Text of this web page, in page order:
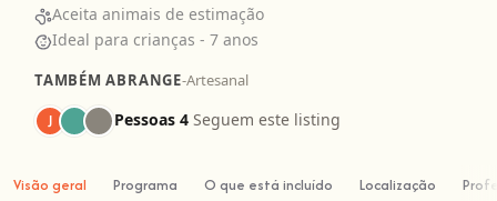
Aceita animais de estimação
Ideal para crianças - 7 anos
TAMBÉM ABRANGE-Artesanal
J Pessoas 4 Seguem este listing
Visão geral Programa O que está incluído Localização